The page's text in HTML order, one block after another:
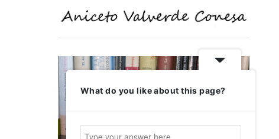
What do you like about this page?